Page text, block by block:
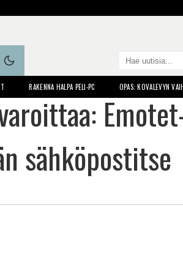
RAKENNA HALPA PELI-PC OPAS: KOVALEVYN
sähköpostitse